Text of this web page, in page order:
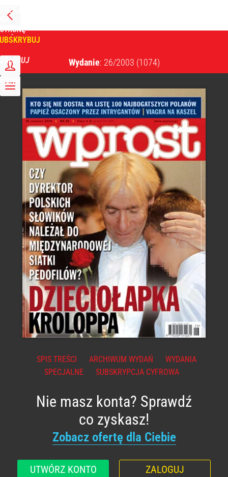
PRZEJDŹ
NA
STRONĘ
GŁÓWNĄ
ZALOGUJ
MENU
Wydanie: 26/2003 (1074)
SPIS TREŚCI ARCHIWUM WYDAŃ
WYDANIA
SPECJALNE
SUBSKRYPCJA CYFROWA
Nie masz konta? Sprawdź
co zyskasz!
Zobacz ofertę dla Ciebie
UTWÓRZ KONTO ZALOGUJ